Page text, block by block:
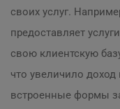
своих услуг.
предоставляет
свою клиентскую
что увеличило доход
встроенные формы